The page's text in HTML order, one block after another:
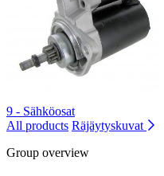
9 - Sähköosat
All products Räjäytyskuvat
Group overview